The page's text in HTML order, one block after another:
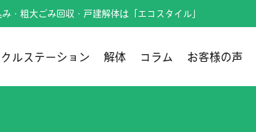
・粗大ごみ回収・戸建解体は「エコスタイル」
クルステーション 解体 コラム お客様の声